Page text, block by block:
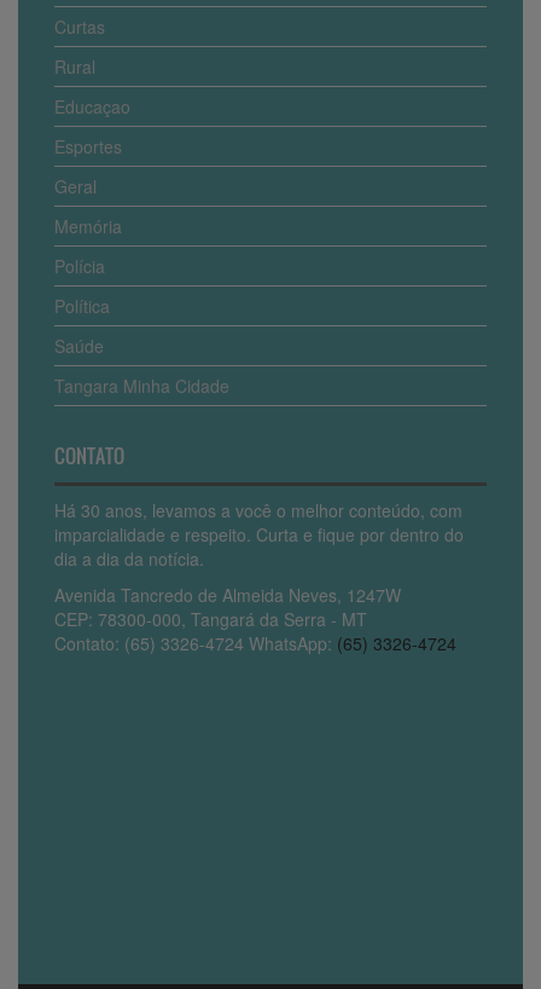
Curtas
Rural
Educaçao
Esportes
Geral
Memória
Polícia
Política
Saúde
Tangara Minha Cidade
CONTATO
Há 30 anos, levamos a você o melhor conteúdo, com
imparcialidade e respeito. Curta e fique por dentro do
dia a dia da notícia.
Avenida Tancredo de Almeida Neves, 1247W
CEP: 78300-000, Tangará da Serra - MT
Contato: (65) 3326-4724 WhatsApp: (65) 3326-4724